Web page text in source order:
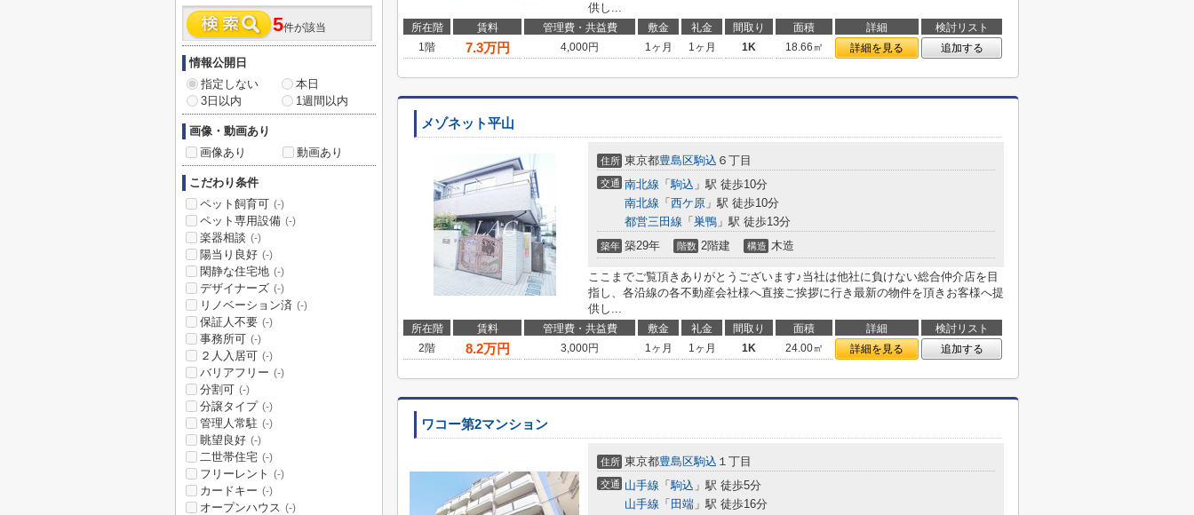
供し...
所在階 賃料 管理費・共益費 敷金 礼金 間取り 面積 詳細
検討リスト
1階
7.3万円 4,000円 1ヶ月 1ヶ月 1K 18.66㎡ 詳細を見る 追加する
メゾネット平山
住所 東京都豊島区駒込 ６丁目
交通 南北線 「駒込 」駅 徒歩10分
南北線 「 西ケ原 」駅 徒歩10分
都営三田線 「 巣鴨 」駅 徒歩13分
築年 築29年 階数 2階建 構造 木造
ここまでご覧頂きありがとうございます♪当社は他社に負けない総合仲介店を目
指し、各沿線の各不動産会社様へ直接ご挨拶に行き最新の物件を頂きお客様へ提
供し...
所在階 賃料 管理費・共益費 敷金 礼金 間取り 面積 詳細
検討リスト
2階
8.2万円 3,000円 1ヶ月 1ヶ月 1K 24.00㎡ 詳細を見る 追加する
ワコー第2マンション
住所 東京都豊島区駒込 １丁目
交通 山手線 「駒込 」駅 徒歩5分
山手線 「 田端 」駅 徒歩16分
5件が該当
情報公開日
指定しない
本日
3日以内
1週間以内
画像・動画あり
画像あり
動画あり
こだわり条件
ペット飼育可 (-)
ペット専用設備 (-)
楽器相談 (-)
陽当り良好 (-)
閑静な住宅地 (-)
デザイナーズ (-)
リノベーション済 (-)
保証人不要 (-)
事務所可 (-)
２人入居可 (-)
バリアフリー (-)
分割可 (-)
分譲タイプ (-)
管理人常駐 (-)
眺望良好 (-)
二世帯住宅 (-)
フリーレント (-)
カードキー (-)
オープンハウス (-)